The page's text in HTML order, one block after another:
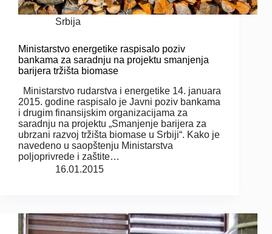
Srbija
Ministarstvo energetike raspisalo poziv
bankama za saradnju na projektu smanjenja
barijera tržišta biomase
Ministarstvo rudarstva i energetike 14. januara
2015. godine raspisalo je Javni poziv bankama
i drugim finansijskim organizacijama za
saradnju na projektu „Smanjenje barijera za
ubrzani razvoj tržišta biomase u Srbiji“. Kako je
navedeno u saopštenju Ministarstva
poljoprivrede i zaštite…
16.01.2015